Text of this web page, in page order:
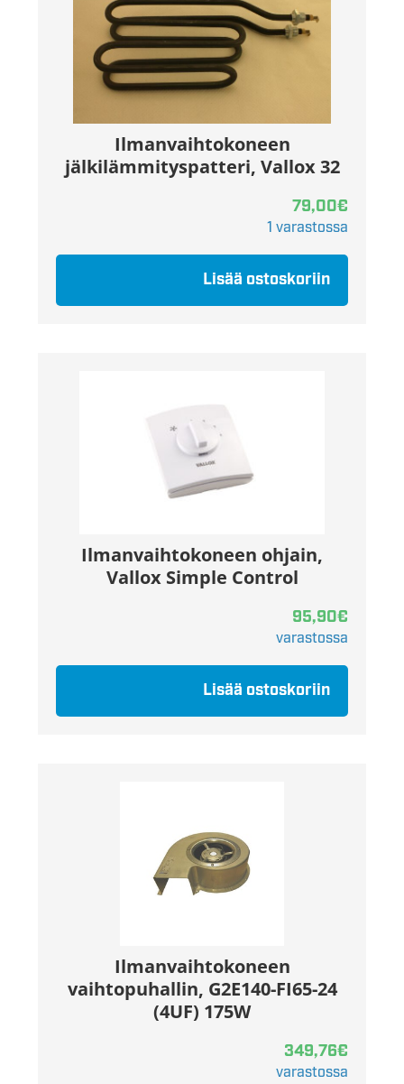
Ilmanvaihtokoneen
jälkilämmityspatteri, Vallox 32
79,00€
1 varastossa
Lisää ostoskoriin
Ilmanvaihtokoneen ohjain,
Vallox Simple Control
95,90€
varastossa
Lisää ostoskoriin
Ilmanvaihtokoneen
vaihtopuhallin, G2E140-FI65-24
(4UF) 175W
349,76€
varastossa